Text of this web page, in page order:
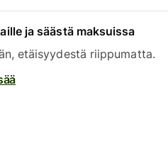
ja säästä maksuissa
etäisyydestä riippumatta.